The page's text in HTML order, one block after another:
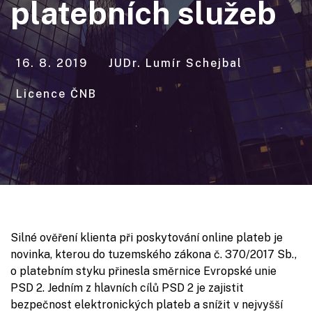
platebních služeb
16. 8. 2019 JUDr. Lumír Schejbal
Licence ČNB
Silné ověření klienta při poskytování online plateb je
novinka, kterou do tuzemského zákona č. 370/2017 Sb.,
o platebním styku přinesla směrnice Evropské unie
PSD 2. Jedním z hlavních cílů PSD 2 je zajistit
bezpečnost elektronických plateb a snížit v nejvyšší